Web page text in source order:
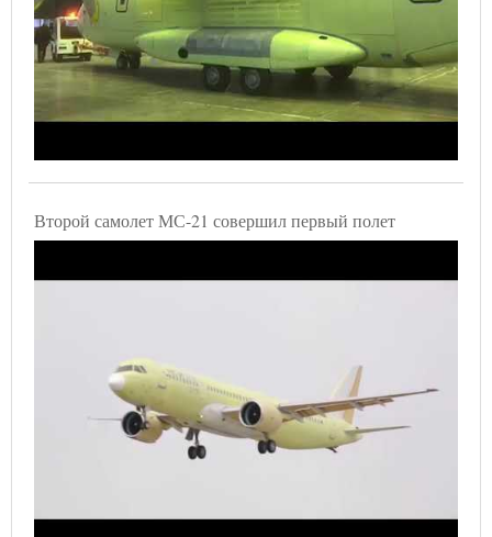
Второй самолет МС-21 совершил первый полет